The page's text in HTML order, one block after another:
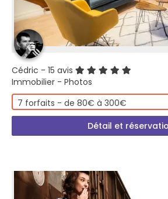
Cédric - 15 avis
Immobilier - Photos
7 forfaits - de 80€ à 300€
Détail et